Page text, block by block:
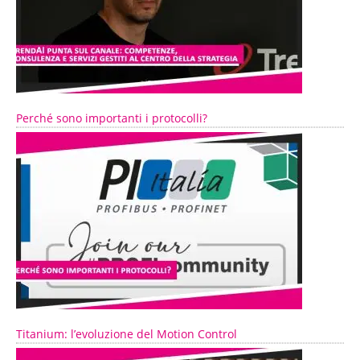
Perché sono importanti i protocolli?
Titanium: l’evoluzione del Motion Control